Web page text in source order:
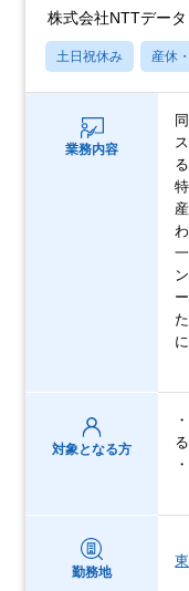
株式会社NTTデータ
土日祝休み 産休
業務内容
対象となる方
勤務地